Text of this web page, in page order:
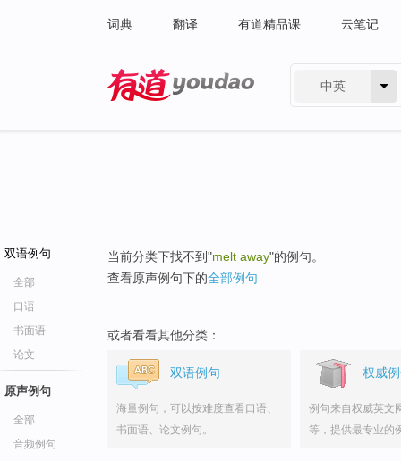
词典 翻译 有道精品课 云笔记
中英
双语例句
全部
口语
书面语
论文
原声例句
全部
音频例句
当前分类下找不到"melt away"的例句。
查看原声例句下的全部例句
或者看看其他分类：
双语例句
海量例句，可以按难度查看口语、
书面语、论文例句。
权威
例句来自权威英文
等，提供最专业的